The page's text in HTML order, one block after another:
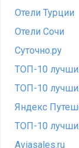
Отели Турции
Отели Сочи
Суточно.ру
ТОП-10
ТОП-10
Яндекс
ТОП-10
Aviasales.ru